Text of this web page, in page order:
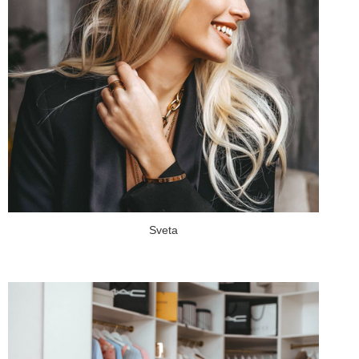
Sveta